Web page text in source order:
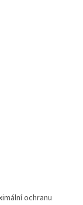
ochranu